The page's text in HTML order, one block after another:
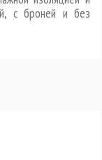
с броней и без